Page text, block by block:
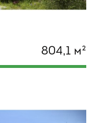
804,1 м²